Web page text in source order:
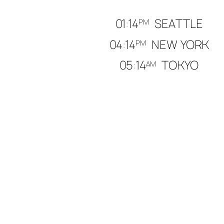
01:14PM
SEATTLE
04:14PM
NEW YORK
05:14AM TOKYO